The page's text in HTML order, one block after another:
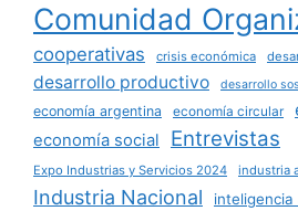
Comunidad
cooperativas crisis económica
desarrollo productivo desarrollo
economía argentina economía circular
economía social Entrevistas
Expo Industrias y Servicios 2024 industria
Industria Nacional